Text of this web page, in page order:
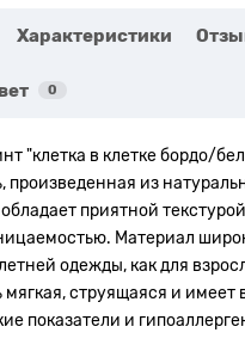
Характеристики
0
"клетка в клетке бордо/
произведенная из
приятной
Материал
одежды, как для
мягкая, струящаяся и имеет
показатели и